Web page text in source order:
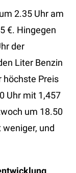
2.35 Uhr am
€. Hingegen
der
Liter Benzin
höchste Preis
Uhr mit 1,457
um 18.50
und